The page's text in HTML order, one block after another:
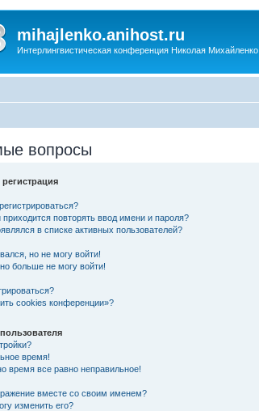
mihajlenko.anihost.ru
Интерлингвистическая конференция Николая Михайленко
вопросы
повторять ввод имени и пароля?
в списке активных пользователей?
но не могу войти!
больше не могу войти!
cookies конференции»?
время!
время все равно неправильное!
вместе со своим именем?
изменить его?